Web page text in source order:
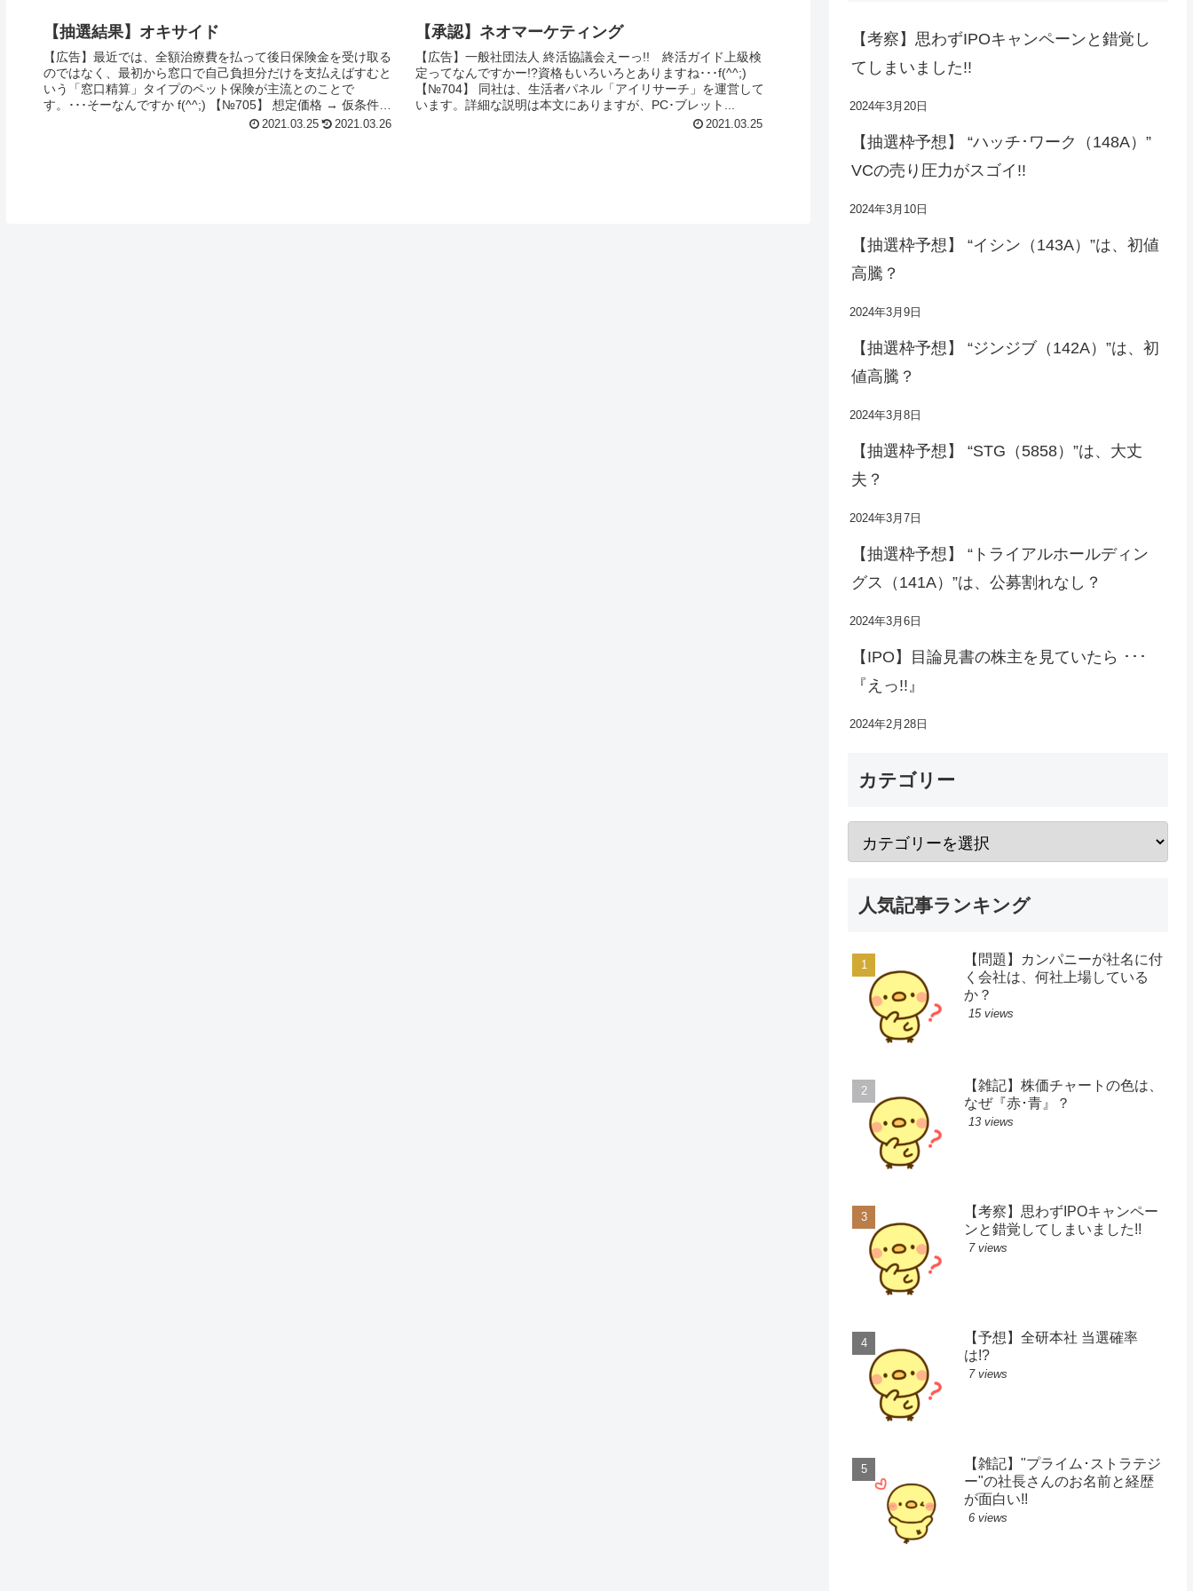
【抽選結果】オキサイド
【広告】最近では、全額治療費を払って後日保険金を受け取る
のではなく、最初から窓口で自己負担分だけを支払えばすむと
いう「窓口精算」タイプのペット保険が主流とのことで
す。･･･そーなんですか f(^^;) 【№705】 想定価格 → 仮条件
2021.03.25 2021.03.26
【承認】ネオマーケティング
【広告】一般社団法人 終活協議会えーっ!! 終活ガイド上級検
定ってなんですかー!?資格もいろいろとありますね･･･f(^^;)
【№704】 同社は、生活者パネル「アイリサーチ」を運営して
います。詳細な説明は本文にありますが、PC･ブレット...
2021.03.25
【考察】思わずIPOキャンペーンと錯覚し
てしまいました!!
2024年3月20日
【抽選枠予想】 “ハッチ･ワーク（148A）”
VCの売り圧力がスゴイ!!
2024年3月10日
【抽選枠予想】 “イシン（143A）”は、初値
高騰？
2024年3月9日
【抽選枠予想】 “ジンジブ（142A）”は、初
値高騰？
2024年3月8日
【抽選枠予想】 “STG（5858）”は、大丈
夫？
2024年3月7日
【抽選枠予想】 “トライアルホールディン
グス（141A）”は、公募割れなし？
2024年3月6日
【IPO】目論見書の株主を見ていたら ･･･
『えっ!!』
2024年2月28日
カテゴリー
人気記事ランキング
【問題】カンパニーが社名に付
く会社は、何社上場している
か？
15 views
【雑記】株価チャートの色は、
なぜ『赤･青』？
13 views
【考察】思わずIPOキャンペー
ンと錯覚してしまいました!!
7 views
【予想】全研本社 当選確率
は!?
7 views
【雑記】"プライム･ストラテジ
ー"の社長さんのお名前と経歴
が面白い!!
6 views